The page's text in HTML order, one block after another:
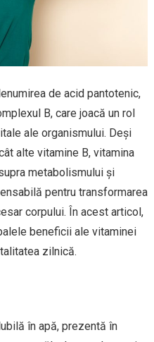
de acid pantotenic,
B, care joacă un rol
ale organismului. Deși
alte vitamine B, vitamina
metabolismului și
pentru transformarea
corpului. În acest articol,
beneficii ale vitaminei
zilnică.
în apă, prezentă în